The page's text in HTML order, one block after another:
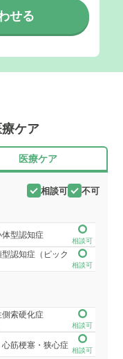
せる
ケア
医療ケア
相談可 不可
体型認知症
相談可
認知症（ピック
相談可
索硬化症
相談可
筋梗塞・狭心症
相談可